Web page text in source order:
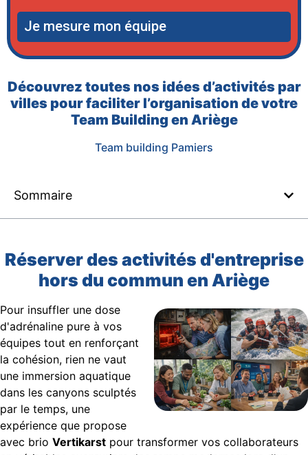
Je mesure mon équipe
Découvrez toutes nos idées d’activités par
villes pour faciliter l’organisation de votre
Team Building en Ariège
Team building Pamiers
Sommaire
Réserver des activités d'entreprise
hors du commun en Ariège
Pour insuffler une dose
d'adrénaline pure à vos
équipes tout en renforçant
la cohésion, rien ne vaut
une immersion aquatique
dans les canyons sculptés
par le temps, une
expérience que propose
avec brio Vertikarst pour transformer vos collaborateurs